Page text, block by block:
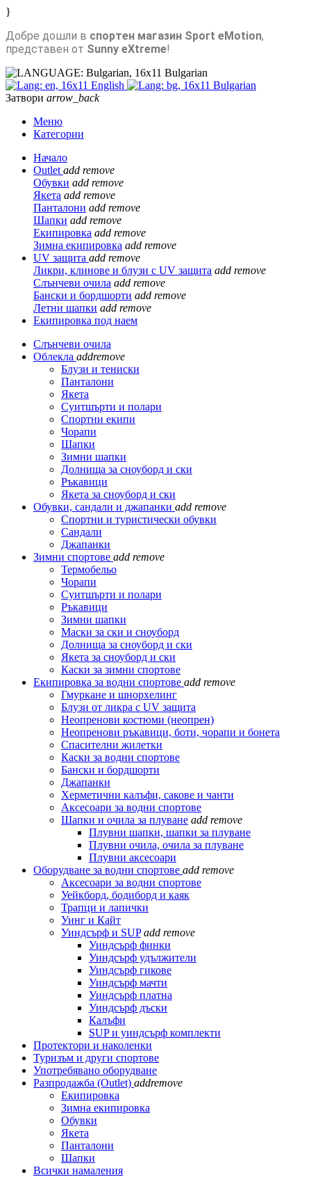
}
Добре дошли в спортен магазин Sport eMotion,
представен от Sunny eXtreme!
Bulgarian
English
Bulgarian
Затвори arrow_back
Меню
Категории
Начало
Outlet add remove
Обувки add remove
Якета add remove
Панталони add remove
Шапки add remove
Екипировка add remove
Зимна екипировка add remove
UV защита add remove
Ликри, клинове и блузи с UV защита add remove
Слънчеви очила add remove
Бански и бордшорти add remove
Летни шапки add remove
Екипировка под наем
Слънчеви очила
Облекла addremove
Блузи и тениски
Панталони
Якета
Суитшърти и полари
Спортни екипи
Чорапи
Шапки
Зимни шапки
Долнища за сноуборд и ски
Ръкавици
Якета за сноуборд и ски
Обувки, сандали и джапанки add remove
Спортни и туристически обувки
Сандали
Джапанки
Зимни спортове add remove
Термобельо
Чорапи
Суитшърти и полари
Ръкавици
Зимни шапки
Маски за ски и сноуборд
Долнища за сноуборд и ски
Якета за сноуборд и ски
Каски за зимни спортове
Екипировка за водни спортове add remove
Гмуркане и шнорхелинг
Блузи от ликра с UV защита
Неопренови костюми (неопрен)
Неопренови ръкавици, боти, чорапи и бонета
Спасителни жилетки
Каски за водни спортове
Бански и бордшорти
Джапанки
Херметични калъфи, сакове и чанти
Аксесоари за водни спортове
Шапки и очила за плуване add remove
Плувни шапки, шапки за плуване
Плувни очила, очила за плуване
Плувни аксесоари
Оборудване за водни спортове add remove
Аксесоари за водни спортове
Уейкборд, бодиборд и каяк
Трапци и лапички
Уинг и Кайт
Уиндсърф и SUP add remove
Уиндсърф финки
Уиндсърф удължители
Уиндсърф гикове
Уиндсърф мачти
Уиндсърф платна
Уиндсърф дъски
Калъфи
SUP и уиндсърф комплекти
Протектори и наколенки
Туризъм и други спортове
Употребявано оборудване
Разпродажба (Outlet) addremove
Екипировка
Зимна екипировка
Обувки
Якета
Панталони
Шапки
Всички намаления